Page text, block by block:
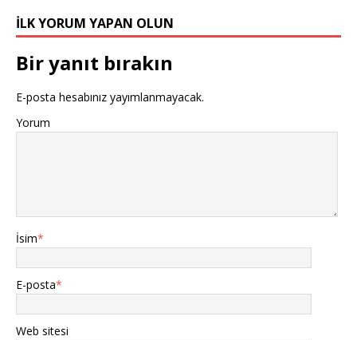
İLK YORUM YAPAN OLUN
Bir yanıt bırakın
E-posta hesabınız yayımlanmayacak.
Yorum
İsim*
E-posta*
Web sitesi